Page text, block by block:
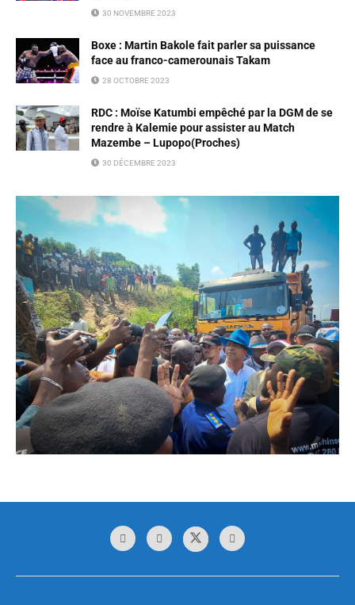
30 NOVEMBRE 2023
Boxe : Martin Bakole fait parler sa puissance
face au franco-camerounais Takam
28 OCTOBRE 2023
RDC : Moïse Katumbi empêché par la DGM de se
rendre à Kalemie pour assister au Match
Mazembe – Lupopo(Proches)
30 DÉCEMBRE 2023